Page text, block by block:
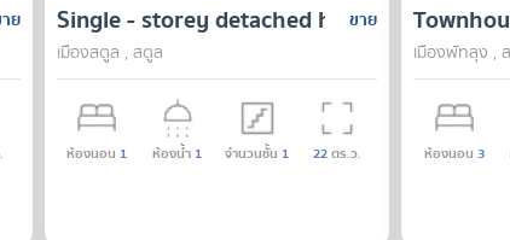
ย 582 square meters, Satun
ขาย
Single - storey detached house area
เมืองสตูล , สตูล
ห้องนอน 1 ห้องน้ำ 1 จำนวนชั้น 1 22ตร.ว.
เมืองพัทลุง ,
ห้องนอน 3